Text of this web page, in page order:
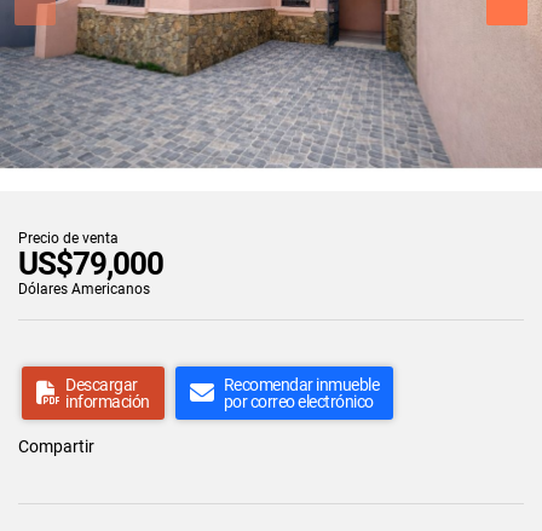
Precio de venta
US$79,000
Dólares Americanos
Descargar
información
Recomendar inmueble
por correo electrónico
Compartir